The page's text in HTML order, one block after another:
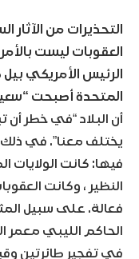
التحذيرات من الآثار
الرئيس الأمريكي
المتحدة أصبحت
أن البلاد “في خطر أن
يختلف معنا”. في ذلك
فيها: كانت الولايات
النظير ، وكانت
فعالة. على سبيل
الحاكم الليبي
في تفجير طائرتين